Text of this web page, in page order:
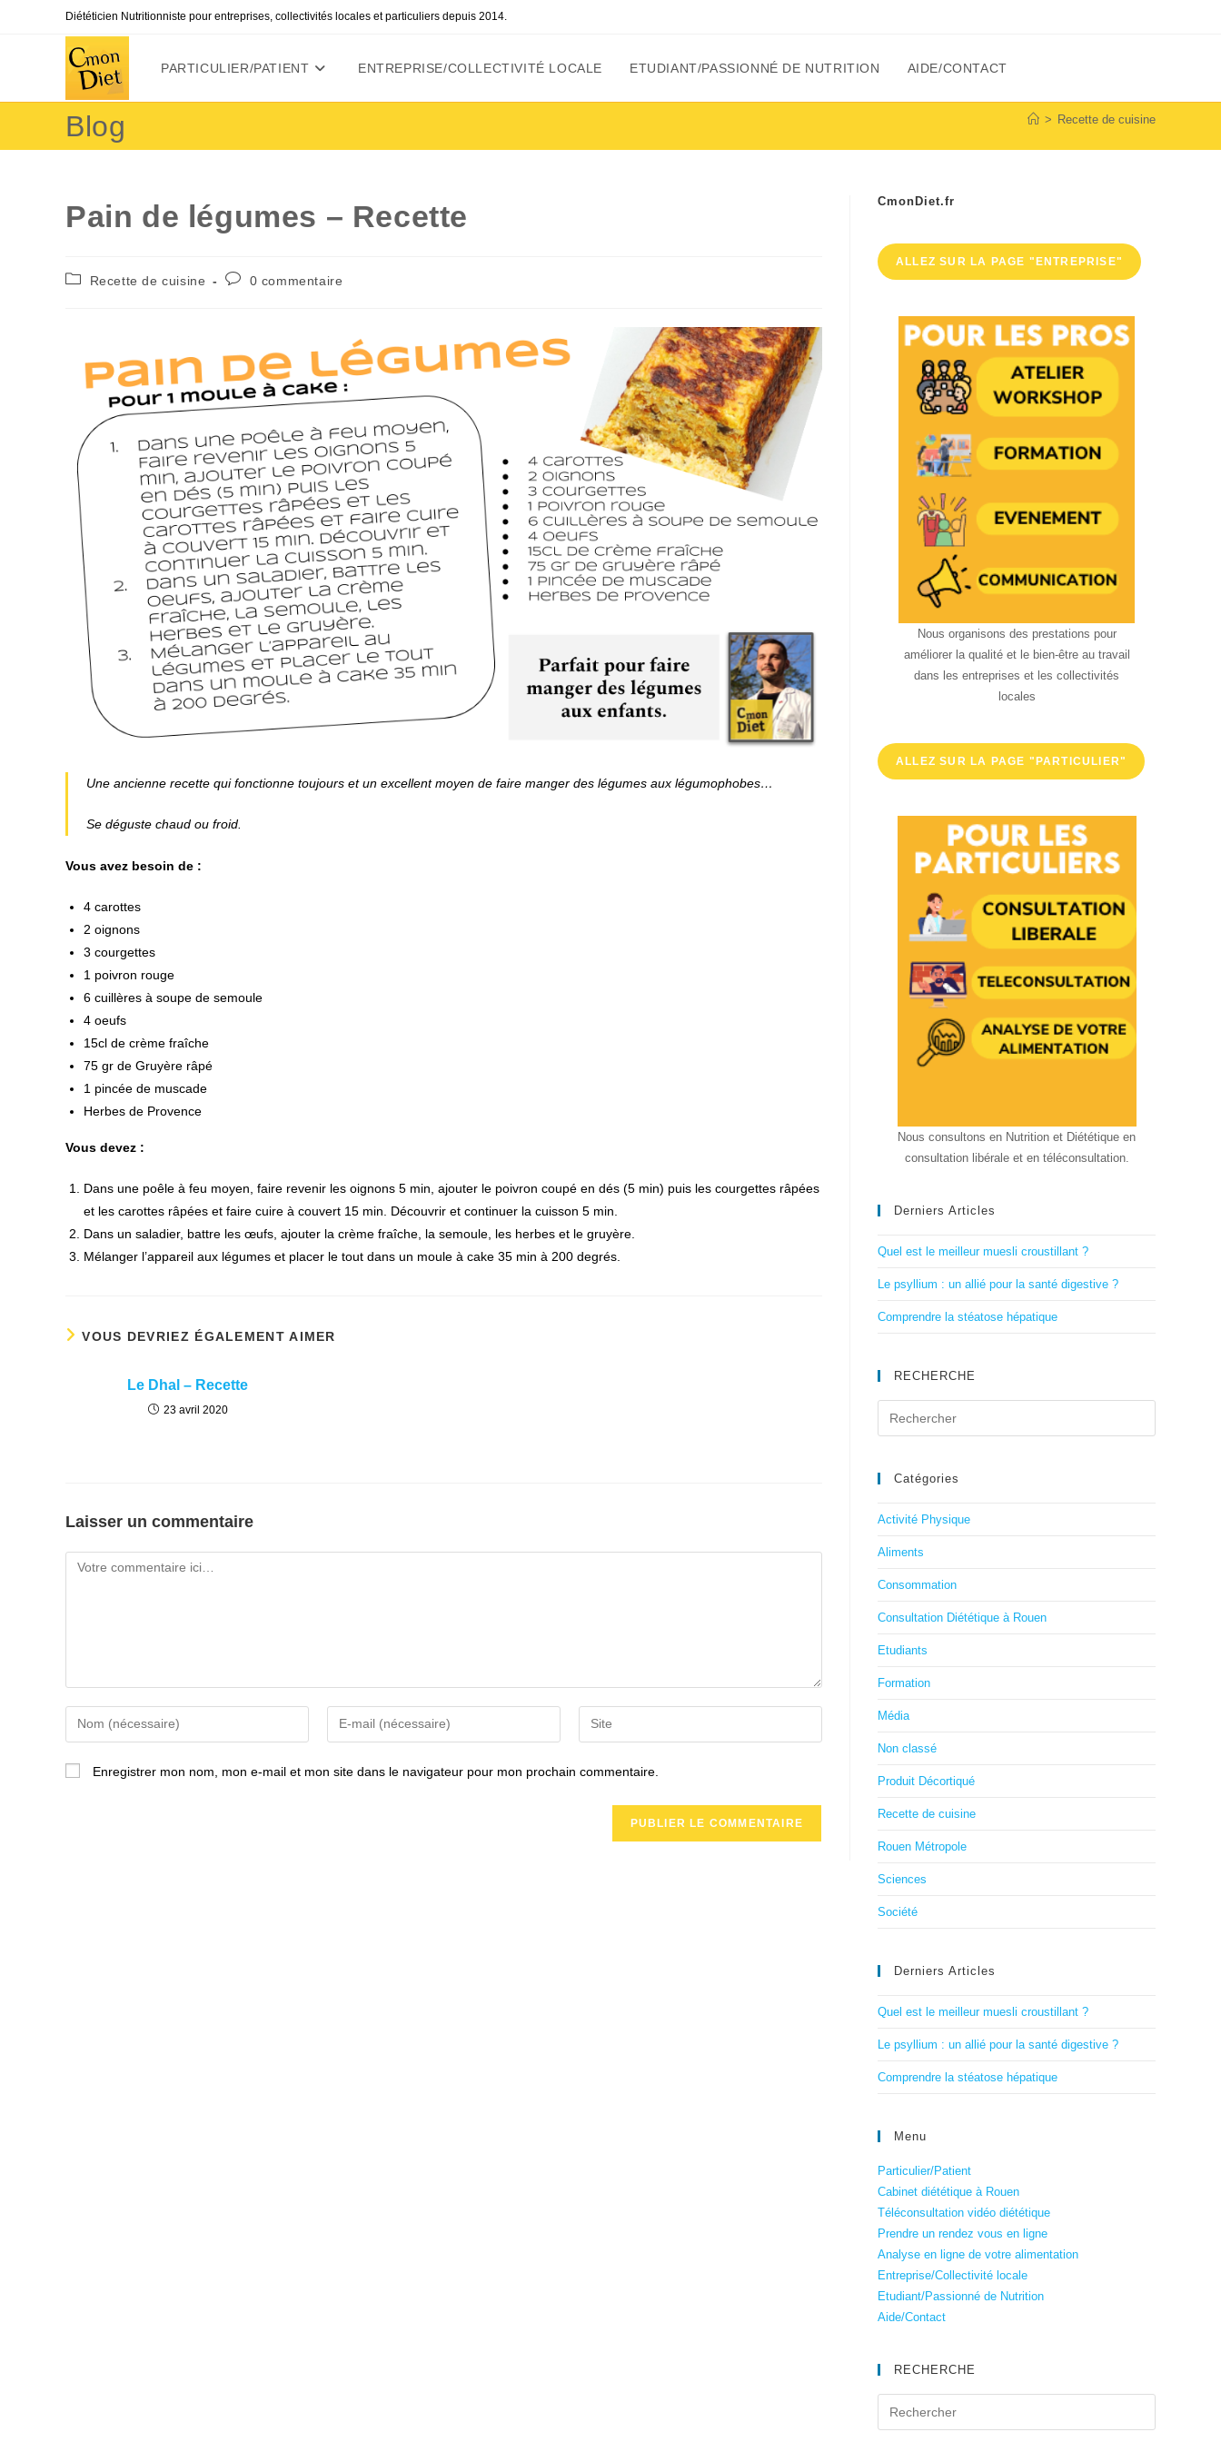
Diététicien Nutritionniste pour entreprises, collectivités locales et particuliers depuis 2014.
PARTICULIER/PATIENT ENTREPRISE/COLLECTIVITÉ LOCALE ETUDIANT/PASSIONNÉ DE NUTRITION AIDE/CONTACT
Blog > Recette de cuisine
Pain de légumes – Recette
PostRecette de cuisine
Commentaires
0 commentaire
Une ancienne recette qui fonctionne toujours et un excellent moyen de faire manger des légumes aux légumophobes…
Se déguste chaud ou froid.
Vous avez besoin de :
4 carottes
2 oignons
3 courgettes
1 poivron rouge
6 cuillères à soupe de semoule
4 oeufs
15cl de crème fraîche
75 gr de Gruyère râpé
1 pincée de muscade
Herbes de Provence
Vous devez :
Dans une poêle à feu moyen, faire revenir les oignons 5 min, ajouter le poivron coupé en dés (5 min) puis les courgettes râpées
et les carottes râpées et faire cuire à couvert 15 min. Découvrir et continuer la cuisson 5 min.
Dans un saladier, battre les œufs, ajouter la crème fraîche, la semoule, les herbes et le gruyère.
Mélanger l’appareil aux légumes et placer le tout dans un moule à cake 35 min à 200 degrés.
VOUS DEVRIEZ ÉGALEMENT AIMER
Le Dhal – Recette
23 avril 2020
Laisser un commentaire
Comment
Enter
your
name
Enter
your
Saisir
l’URL
(facultatif)
Enregistrer mon nom, mon e-mail et mon site dans le navigateur pour mon prochain commentaire.
CmonDiet.fr
ALLEZ SUR LA PAGE "ENTREPRISE"
Nous organisons des prestations pour
améliorer la qualité et le bien-être au travail
dans les entreprises et les collectivités
locales
ALLEZ SUR LA PAGE "PARTICULIER"
Nous consultons en Nutrition et Diététique en
consultation libérale et en téléconsultation.
Derniers Articles
Quel est le meilleur muesli croustillant ?
Le psyllium : un allié pour la santé digestive ?
Comprendre la stéatose hépatique
RECHERCHE
Catégories
Activité Physique
Aliments
Consommation
Consultation Diététique à Rouen
Etudiants
Formation
Média
Non classé
Produit Décortiqué
Recette de cuisine
Rouen Métropole
Sciences
Société
Derniers Articles
Quel est le meilleur muesli croustillant ?
Le psyllium : un allié pour la santé digestive ?
Comprendre la stéatose hépatique
Menu
Particulier/Patient
Cabinet diététique à Rouen
Téléconsultation vidéo diététique
Prendre un rendez vous en ligne
Analyse en ligne de votre alimentation
Entreprise/Collectivité locale
Etudiant/Passionné de Nutrition
Aide/Contact
RECHERCHE